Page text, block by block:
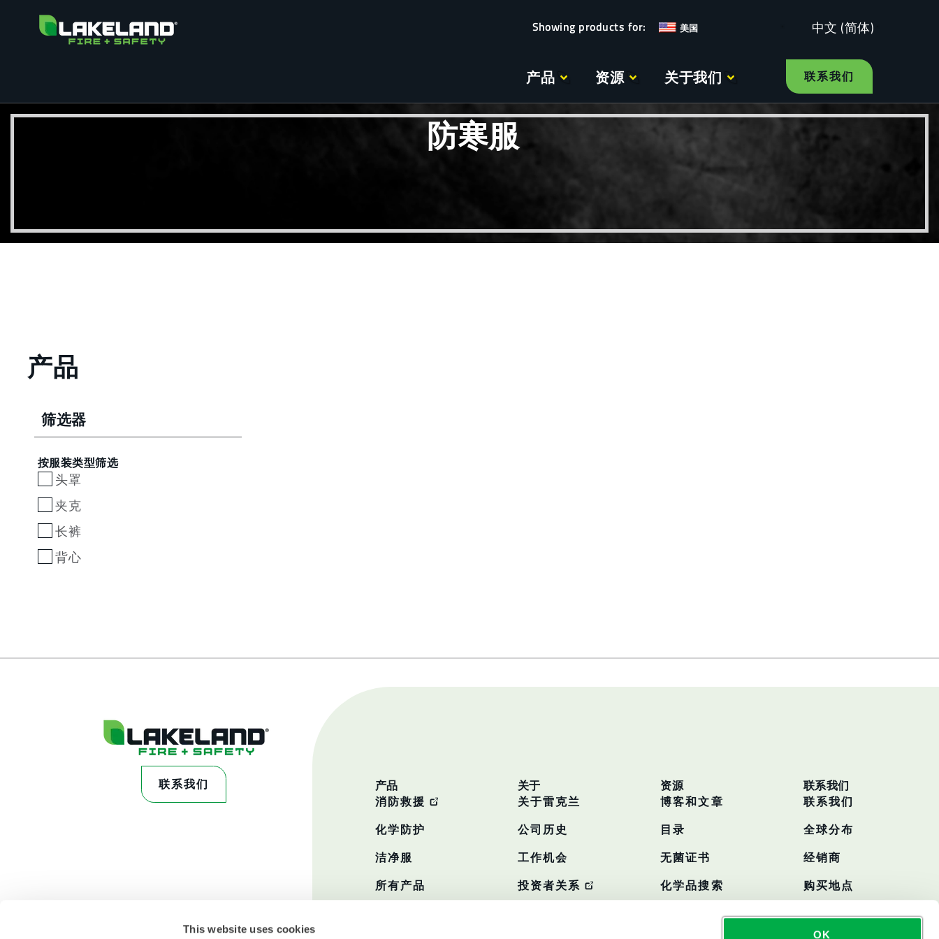
This website uses cookies OK
美国 中文 (简体)
产品 资源 关于我们 联系我们
防寒服
产品
筛选器
按服装类型筛选
头罩
夹克
长裤
背心
联系我们 产品
消防救援
化学防护
洁净服
所有产品
关于
关于雷克兰
公司历史
工作机会
投资者关系
资源
博客和文章
目录
无菌证书
化学品搜索
联系我们
联系我们
全球分布
经销商
购买地点